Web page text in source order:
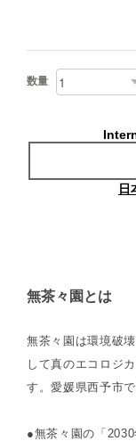
数量
日
無茶々園とは
無茶々園は環境破
して真のエコロジ
す。愛媛県西予市
●無茶々園の「2030